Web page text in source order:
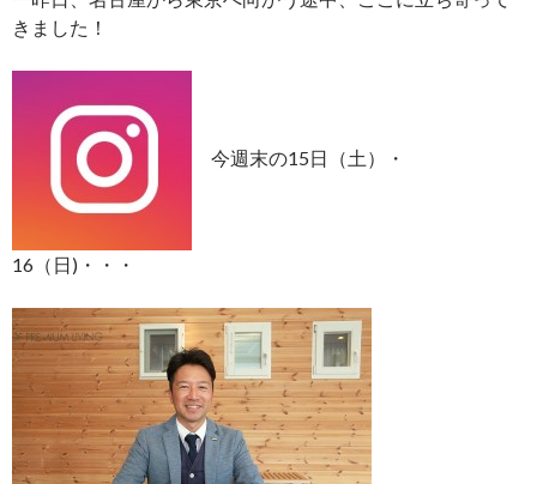
きました！
今週末の15日（土）・
16（日)・・・